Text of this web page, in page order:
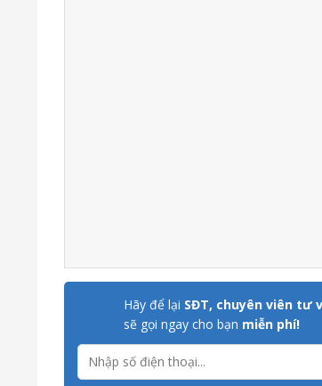
Hãy để lại SĐT, chuyên viên tư
sẽ gọi ngay cho bạn miễn phí!